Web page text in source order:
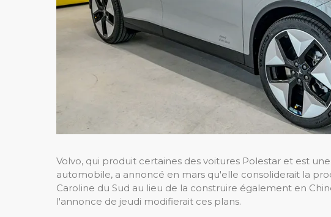
Volvo, qui produit certaines des voitures Polestar et est
automobile, a annoncé en mars qu'elle consoliderait la
Caroline du Sud au lieu de la construire également en
l'annonce de jeudi modifierait ces plans.